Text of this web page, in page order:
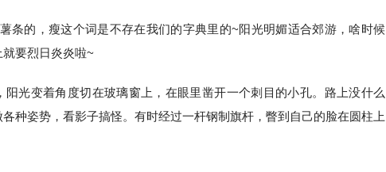
条的，瘦这个词是不存在我们的字典里的~阳光明媚适合郊游，啥时候
要烈日炎炎啦~
阳光变着角度切在玻璃窗上，在眼里凿开一个刺目的小孔。路上没什么
各种姿势，看影子搞怪。有时经过一杆钢制旗杆，瞥到自己的脸在圆柱上